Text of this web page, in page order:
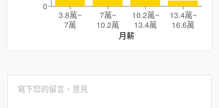
3.8萬~
7萬
7萬~
10.2萬
10.2萬~
13.4萬
13.4萬~
16.6萬
月薪
0